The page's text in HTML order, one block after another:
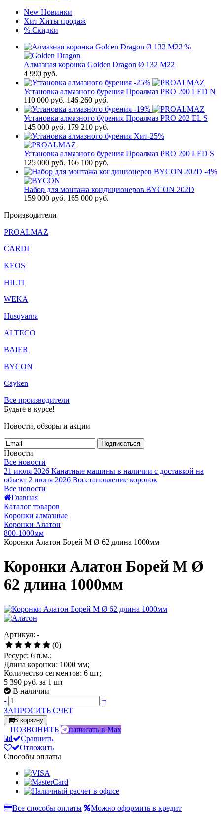
New Новинки
Хит Хиты продаж
% Скидки
%
Алмазная коронка Golden Dragon Ø 132 М22
4 990 руб.
-25%
Установка алмазного бурения Проалмаз PRO 200 LED N
110 000 руб. 146 260 руб.
-19%
Установка алмазного бурения Проалмаз PRO 202 EL S
145 000 руб. 179 210 руб.
Хит-25%
Установка алмазного бурения Проалмаз PRO 200 LED S
125 000 руб. 166 100 руб.
-4%
Набор для монтажа кондиционеров BYCON 202D
159 000 руб. 165 000 руб.
Производители
PROALMAZ
CARDI
KEOS
HILTI
WEKA
Husqvarna
ALTECO
BAIER
BYCON
Cayken
Все производители
Будьте в курсе!
Новости, обзоры и акции
Подписаться
Новости
Все новости
21 июля 2026 Канатные машины в наличии с доставкой на
объект 2 июня 2026 Восстановление коронок
Все новости
Главная
Каталог товаров
Коронки алмазные
Коронки Алатон
800-1000мм
Коронки Алатон Борей М Ø 62 длина 1000мм
Коронки Алатон Борей М Ø
62 длина 1000мм
Артикул: -
(0)
Ресурс: 6 п.м.;
Длина коронки: 1000 мм;
Количество сегментов: 6 шт;
5 390 руб. за 1 шт
В наличии
-
+
ЗАПРОСИТЬ СЧЕТ
В корзину
ПОЗВОНИТЬ
написать в Max
Сравнить
Отложить
Способы оплаты
Все способы оплаты
Можно оформить в кредит